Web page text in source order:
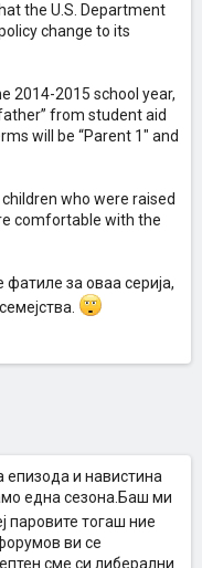
the U.S. Department
change to its
2014-2015 school year,
from student aid
will be “Parent 1″ and
who were raised
comfortable with the
фатиле за оваа серија,
и навистина
една сезона.Баш ми
паровите тогаш ние
ви се
сме си либерални